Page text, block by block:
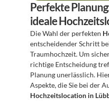
Perfekte
ideale
Die Wahl der perfekten
entscheidender Schritt
Traumhochzeit. Um
richtige Entscheidung
Planung unerlässlich.
Hochzeitslocation in